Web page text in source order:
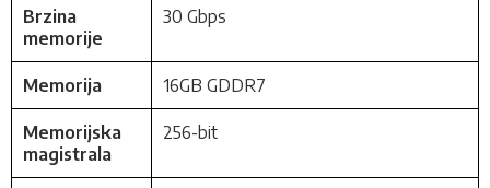
Brzina
memorije
30 Gbps
Memorija 16GB GDDR7
Memorijska
magistrala
256-bit